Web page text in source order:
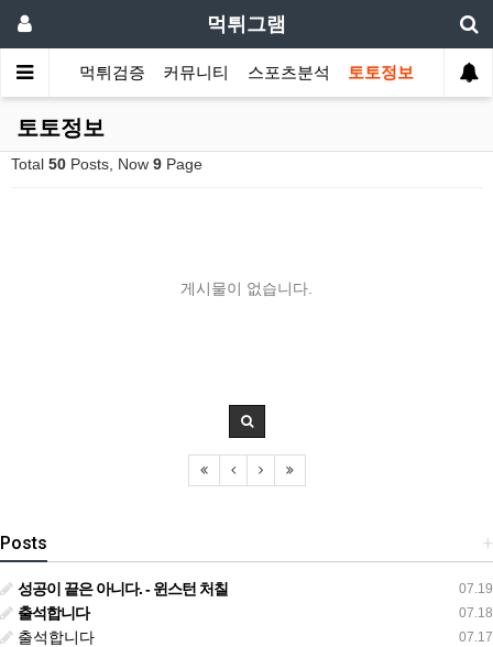
먹튀그램
먹튀검증 커뮤니티 스포츠분석 토토정보
토토정보
Total 50 Posts, Now 9 Page
게시물이 없습니다.
+
Posts
07.19
성공이 끝은 아니다. - 윈스턴 처칠
07.18
출석합니다
07.17
출석합니다